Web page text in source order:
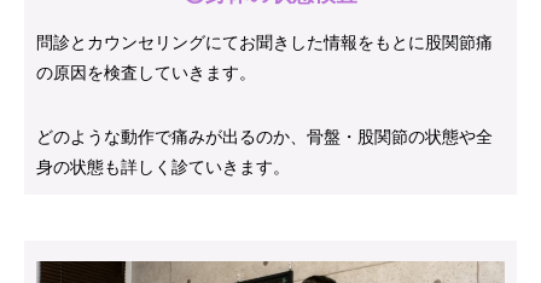
問診とカウンセリングにてお聞きした情報をもとに股関節痛
の原因を検査していきます。
どのような動作で痛みが出るのか、骨盤・股関節の状態や全
身の状態も詳しく診ていきます。